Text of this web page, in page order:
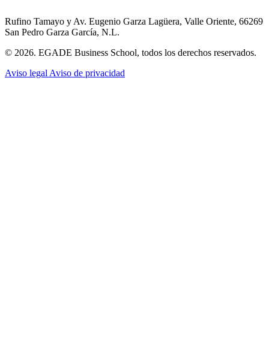
Rufino Tamayo y Av. Eugenio Garza Lagüera, Valle Oriente, 66269
San Pedro Garza García, N.L.
© 2026. EGADE Business School, todos los derechos reservados.
Aviso legal Aviso de privacidad